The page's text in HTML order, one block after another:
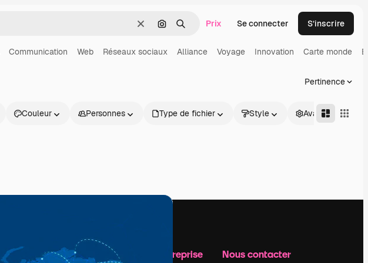
EffacerRechercher par image
Rechercher
Prix Se connecter S’inscrire
Communication Web Réseaux sociaux Alliance Voyage Innovation Carte monde
Pertinence
Couleur Personnes Type de fichier Style Avancé
Commencer Notre entreprise Nous contacter